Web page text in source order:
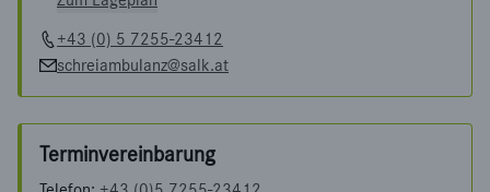
+43 (0) 5 7255-23412
schreiambulanz@salk.at
Terminvereinbarung